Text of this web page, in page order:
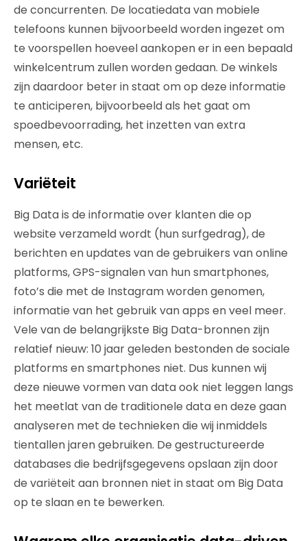
de concurrenten. De locatiedata van mobiele
telefoons kunnen bijvoorbeeld worden ingezet om
te voorspellen hoeveel aankopen er in een bepaald
winkelcentrum zullen worden gedaan. De winkels
zijn daardoor beter in staat om op deze informatie
te anticiperen, bijvoorbeeld als het gaat om
spoedbevoorrading, het inzetten van extra
mensen, etc.
Variëteit
Big Data is de informatie over klanten die op
website verzameld wordt (hun surfgedrag), de
berichten en updates van de gebruikers van online
platforms, GPS-signalen van hun smartphones,
foto’s die met de Instagram worden genomen,
informatie van het gebruik van apps en veel meer.
Vele van de belangrijkste Big Data-bronnen zijn
relatief nieuw: 10 jaar geleden bestonden de sociale
platforms en smartphones niet. Dus kunnen wij
deze nieuwe vormen van data ook niet leggen langs
het meetlat van de traditionele data en deze gaan
analyseren met de technieken die wij inmiddels
tientallen jaren gebruiken. De gestructureerde
databases die bedrijfsgegevens opslaan zijn door
de variëteit aan bronnen niet in staat om Big Data
op te slaan en te bewerken.